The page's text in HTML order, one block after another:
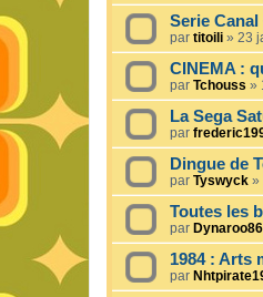
Serie Canal
par titoili » 23
CINEMA :
par Tchouss »
La Sega
par
Dingue de
par Tyswyck »
Toutes les
par Dynaroo86
1984 : Arts
par